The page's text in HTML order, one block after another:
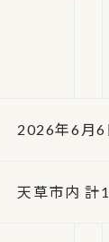
2026年6月
天草市内 計